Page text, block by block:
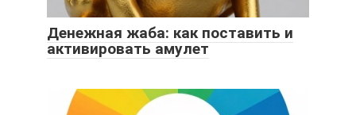
Денежная жаба: как поставить и
активировать амулет